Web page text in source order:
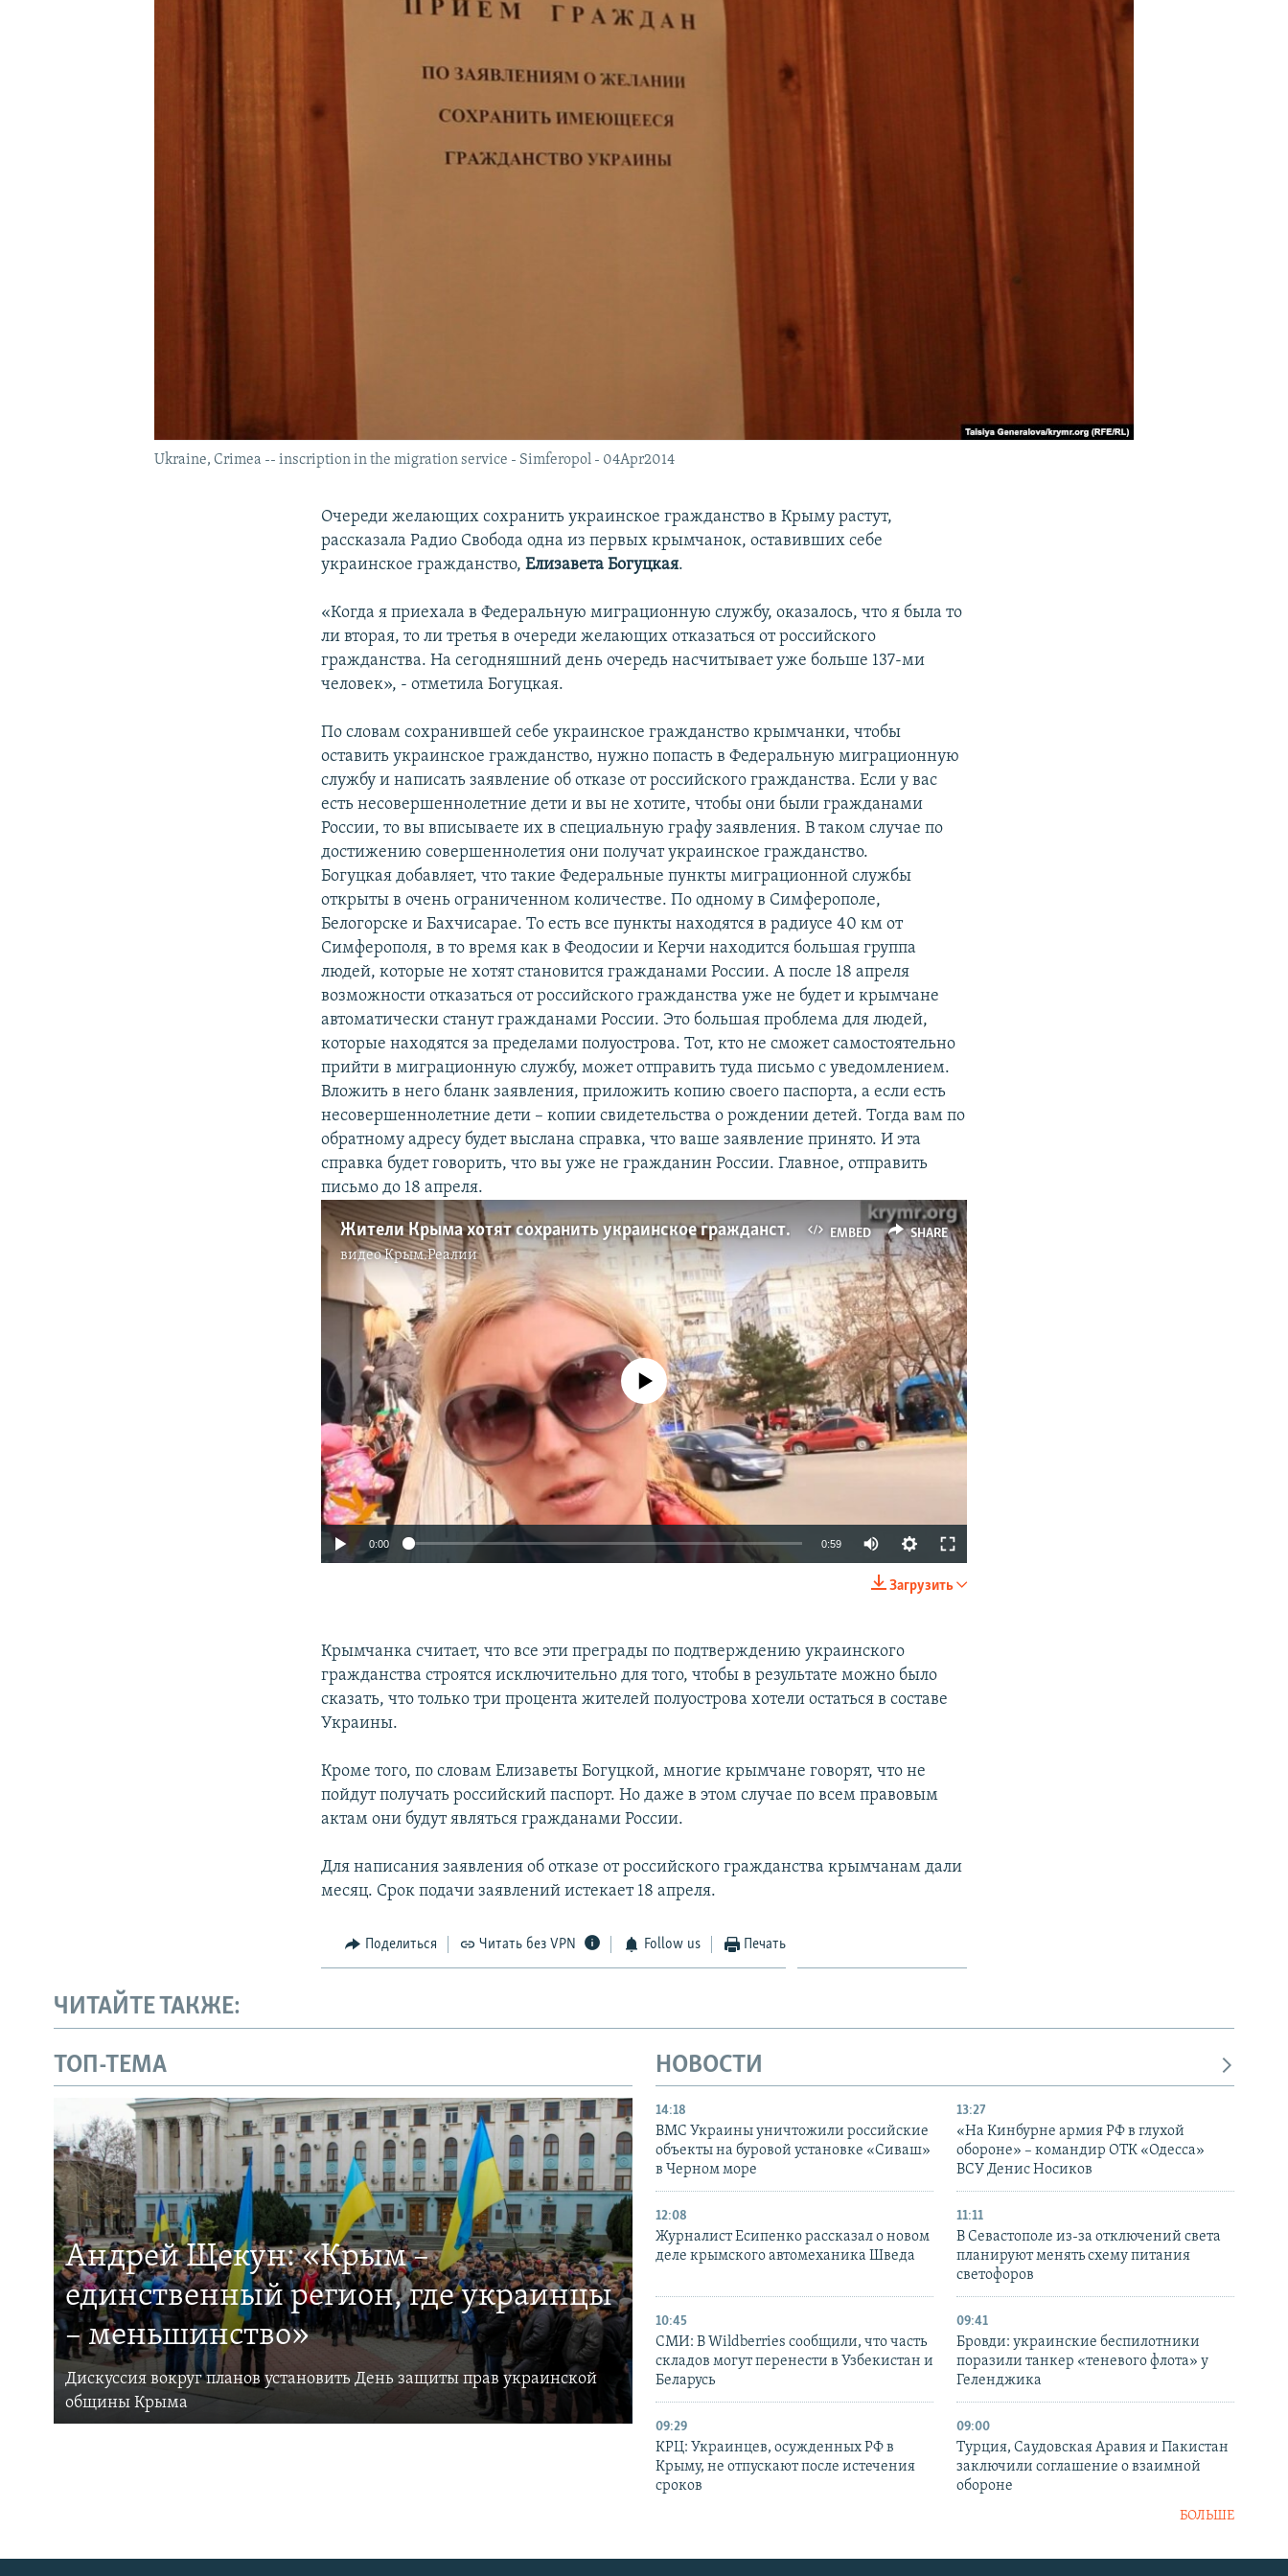
Ukraine, Crimea -- inscription in the migration service - Simferopol - 04Apr2014
​Очереди желающих сохранить украинское гражданство в Крыму растут,
рассказала Радио Свобода одна из первых крымчанок, оставивших себе
украинское гражданство,Елизавета Богуцкая.
«Когда я приехала в Федеральную миграционную службу, оказалось, что я была то
ли вторая, то ли третья в очереди желающих отказаться от российского
гражданства. На сегодняшний день очередь насчитывает уже больше 137-ми
человек», - отметила Богуцкая.
По словам сохранившей себе украинское гражданство крымчанки, чтобы
оставить украинское гражданство, нужно попасть в Федеральную миграционную
службу и написать заявление об отказе от российского гражданства. Если у вас
есть несовершеннолетние дети и вы не хотите, чтобы они были гражданами
России, то вы вписываете их в специальную графу заявления. В таком случае по
достижению совершеннолетия они получат украинское гражданство.
Богуцкая добавляет, что такие Федеральные пункты миграционной службы
открыты в очень ограниченном количестве. По одному в Симферополе,
Белогорске и Бахчисарае. То есть все пункты находятся в радиусе 40 км от
Симферополя, в то время как в Феодосии и Керчи находится большая группа
людей, которые не хотят становится гражданами России. А после 18 апреля
возможности отказаться от российского гражданства уже не будет и крымчане
автоматически станут гражданами России. Это большая проблема для людей,
которые находятся за пределами полуострова. Тот, кто не сможет самостоятельно
прийти в миграционную службу, может отправить туда письмо с уведомлением.
Вложить в него бланк заявления, приложить копию своего паспорта, а если есть
несовершеннолетние дети – копии свидетельства о рождении детей. Тогда вам по
обратному адресу будет выслана справка, что ваше заявление принято. И эта
справка будет говорить, что вы уже не гражданин России. Главное, отправить
письмо до 18 апреля.
EMBED SHARE
Жители Крыма хотят сохранить украинское гражданство
видеоКрым.Реалии
SHARE
No media source currently available
0:00 0:59
Загрузить
Крымчанка считает, что все эти преграды по подтверждению украинского
гражданства строятся исключительно для того, чтобы в результате можно было
сказать, что только три процента жителей полуострова хотели остаться в составе
Украины.
Кроме того, по словам Елизаветы Богуцкой, многие крымчане говорят, что не
пойдут получать российский паспорт. Но даже в этом случае по всем правовым
актам они будут являться гражданами России.
Для написания заявления об отказе от российского гражданства крымчанам дали
месяц. Срок подачи заявлений истекает 18 апреля.
Поделиться Читать без VPN Follow us Печать
ЧИТАЙТЕ ТАКЖЕ:
ТОП-ТЕМА
Андрей Щекун: «Крым –
единственный регион, где украинцы
– меньшинство»
Дискуссия вокруг планов установить День защиты прав украинской
общины Крыма
НОВОСТИ
14:18
ВМС Украины уничтожили российские
объекты на буровой установке «Сиваш»
в Черном море
13:27
«На Кинбурне армия РФ в глухой
обороне» – командир ОТК «Одесса»
ВСУ Денис Носиков
12:08
Журналист Есипенко рассказал о новом
деле крымского автомеханика Шведа
11:11
В Севастополе из-за отключений света
планируют менять схему питания
светофоров
10:45
СМИ: В Wildberries сообщили, что часть
складов могут перенести в Узбекистан и
Беларусь
09:41
Бровди: украинские беспилотники
поразили танкер «теневого флота» у
Геленджика
09:29
КРЦ: Украинцев, осужденных РФ в
Крыму, не отпускают после истечения
сроков
09:00
Турция, Саудовская Аравия и Пакистан
заключили соглашение о взаимной
обороне
БОЛЬШЕ